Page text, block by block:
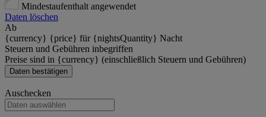
Mindestaufenthalt angewendet
Daten löschen
Ab
{currency} {price} für {nightsQuantity} Nacht
Steuern und Gebühren inbegriffen
Preise sind in {currency} (einschließlich Steuern und Gebühren)
Daten bestätigen
Auschecken